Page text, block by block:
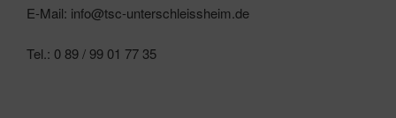
E-Mail: info@tsc-unterschleissheim.de
Tel.: 0 89 / 99 01 77 35